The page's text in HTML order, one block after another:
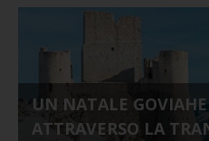
UN NATALE
ATTRAVERSO LA